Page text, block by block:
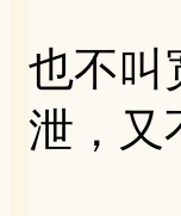
也不叫
泄，又